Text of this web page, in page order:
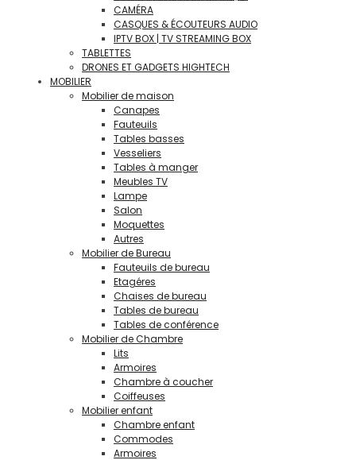
CAMÉRA
CASQUES & ÉCOUTEURS AUDIO
IPTV BOX | TV STREAMING BOX
TABLETTES
DRONES ET GADGETS HIGHTECH
MOBILIER
Mobilier de maison
Canapes
Fauteuils
Tables basses
Vesseliers
Tables à manger
Meubles TV
Lampe
Salon
Moquettes
Autres
Mobilier de Bureau
Fauteuils de bureau
Etagéres
Chaises de bureau
Tables de bureau
Tables de conférence
Mobilier de Chambre
Lits
Armoires
Chambre à coucher
Coiffeuses
Mobilier enfant
Chambre enfant
Commodes
Armoires